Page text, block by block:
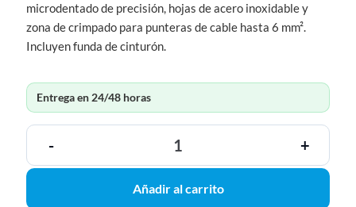
microdentado de precisión, hojas de acero inoxidable y
zona de crimpado para punteras de cable hasta 6 mm².
Incluyen funda de cinturón.
Entrega en 24/48 horas
- +
Añadir al carrito